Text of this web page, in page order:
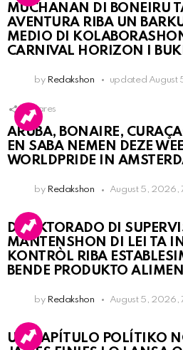
MUCHANAN DI BONEIRU
AVENTURA RIBA UN
MEDIO DI
CARNIVAL HORIZON I
by Redakshon updated August
Shares
ARUBA, BONAIRE,
EN SABA NEMEN DEZE
WORLDPRIDE IN
by Redakshon August 5, 2026,
DIREKTORADO DI
MANTENSHON DI LEI TA
KONTRÒL RIBA
BENDE PRODUKTO
by Redakshon August 5, 2026,
UN KAPÍTULO POLÍTIKO